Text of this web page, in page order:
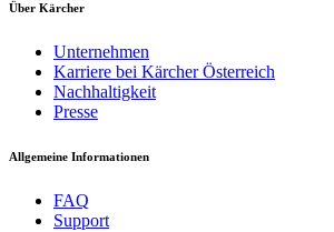
Über Kärcher
Unternehmen
Karriere bei Kärcher Österreich
Nachhaltigkeit
Presse
Allgemeine Informationen
FAQ
Support